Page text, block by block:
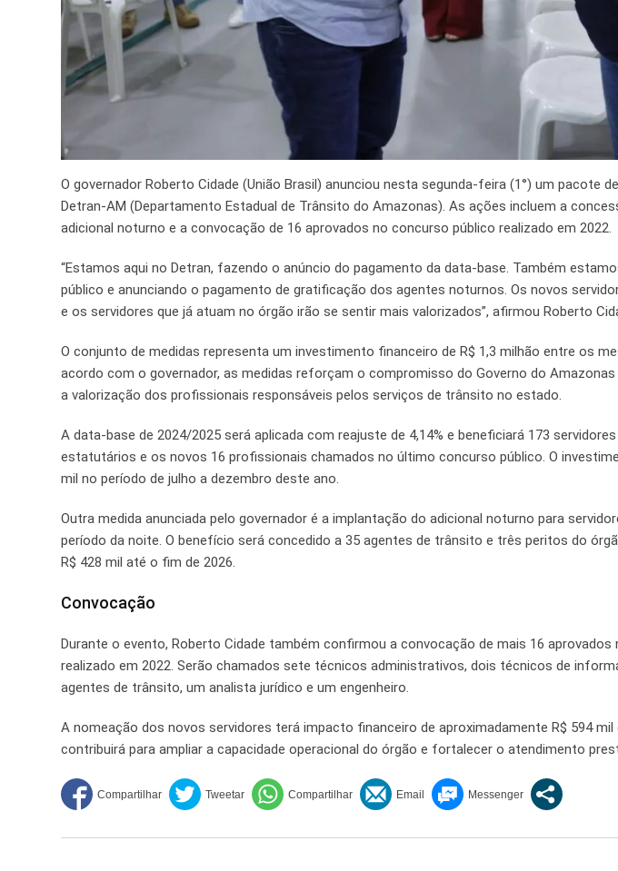
O governador Roberto Cidade (União Brasil) anunciou nesta segunda-feira (1°) um pacote
Detran-AM (Departamento Estadual de Trânsito do Amazonas). As ações incluem a
adicional noturno e a convocação de 16 aprovados no concurso público realizado em 2022.
“Estamos aqui no Detran, fazendo o anúncio do pagamento da data-base. Também
público e anunciando o pagamento de gratificação dos agentes noturnos. Os novos
e os servidores que já atuam no órgão irão se sentir mais valorizados”, afirmou Roberto
O conjunto de medidas representa um investimento financeiro de R$ 1,3 milhão entre os
acordo com o governador, as medidas reforçam o compromisso do Governo do
a valorização dos profissionais responsáveis pelos serviços de trânsito no estado.
A data-base de 2024/2025 será aplicada com reajuste de 4,14% e beneficiará 173
estatutários e os novos 16 profissionais chamados no último concurso público. O
mil no período de julho a dezembro deste ano.
Outra medida anunciada pelo governador é a implantação do adicional noturno para
período da noite. O benefício será concedido a 35 agentes de trânsito e três peritos do
R$ 428 mil até o fim de 2026.
Convocação
Durante o evento, Roberto Cidade também confirmou a convocação de mais 16
realizado em 2022. Serão chamados sete técnicos administrativos, dois técnicos de
agentes de trânsito, um analista jurídico e um engenheiro.
A nomeação dos novos servidores terá impacto financeiro de aproximadamente R$ 594 mil
contribuirá para ampliar a capacidade operacional do órgão e fortalecer o atendimento